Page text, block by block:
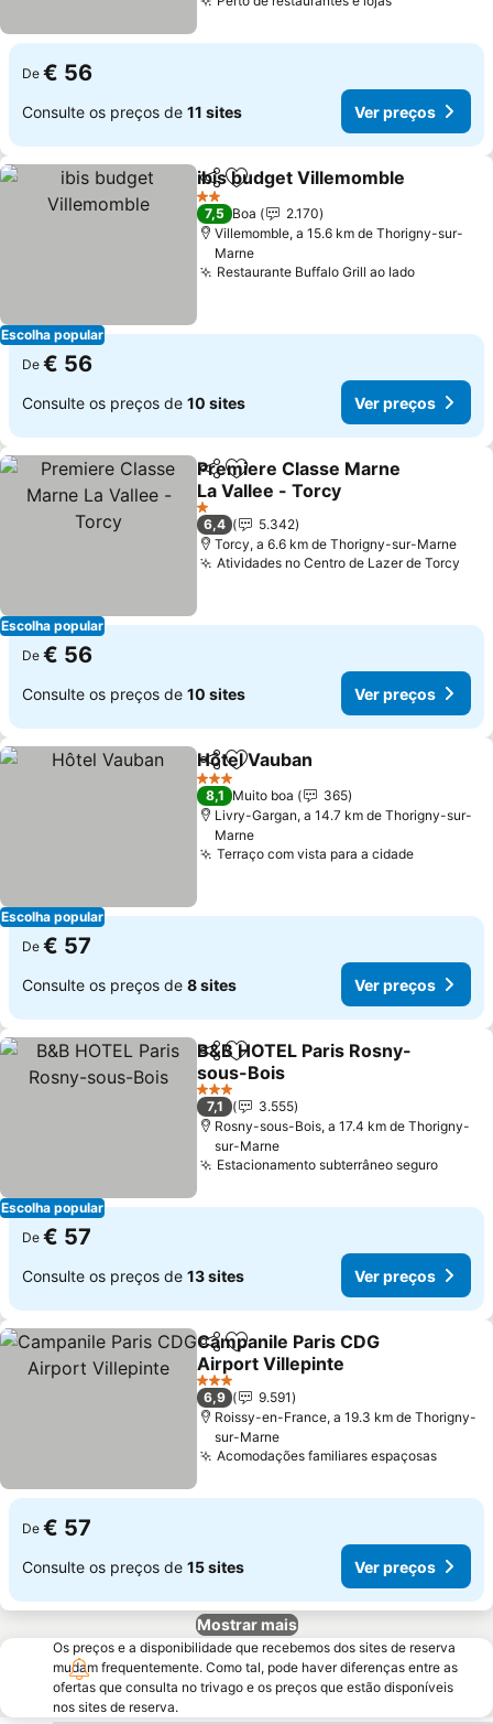
Ver preços
De € 56
Consulte os preços de 11 sites Ver preços
Escolha popular
PartilharAdicionar aos favoritos
ibis budget Villemomble
2 Estrelas
7,5 Boa
2.170
Villemomble, a 15.6 km de Thorigny-sur-
Marne
Restaurante Buffalo Grill ao ladoVer
De € 56
Consulte os preços de 10 sites Ver preços
Escolha popular
PartilharAdicionar aos favoritos
Premiere Classe Marne
La Vallee - Torcy
Ver preços
1 Estrelas
6,4
5.342
Torcy, a 6.6 km de Thorigny-sur-Marne
Atividades no Centro de Lazer de Torcy
De € 56
Consulte os preços de 10 sites Ver preços
Escolha popular
PartilharAdicionar aos favoritos
Hôtel Vauban
3 Estrelas
8,1 Muito boa
365
Livry-Gargan, a 14.7 km de Thorigny-sur-
Marne
Terraço com vista para a cidadeVer
De € 57
Consulte os preços de 8 sites Ver preços
Escolha popular
PartilharAdicionar aos favoritos
B&B HOTEL Paris Rosny-
sous-Bois
Ver preços
3 Estrelas
7,1
3.555
Rosny-sous-Bois, a 17.4 km de Thorigny-
sur-Marne
Estacionamento subterrâneo seguroVer
De € 57
Consulte os preços de 13 sites Ver preços
PartilharAdicionar aos favoritos
Campanile Paris CDG
Airport Villepinte
Ver preços
3 Estrelas
6,9
9.591
Roissy-en-France, a 19.3 km de Thorigny-
sur-Marne
Acomodações familiares espaçosasVer
De € 57
Consulte os preços de 15 sites Ver preços
Mostrar mais
Os preços e a disponibilidade que recebemos dos sites de reserva
mudam frequentemente. Como tal, pode haver diferenças entre as
ofertas que consulta no trivago e os preços que estão disponíveis
nos sites de reserva.